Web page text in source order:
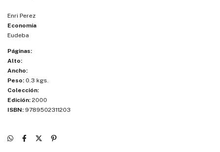
Enri Perez
Economía
Eudeba
Páginas:
Alto:
Ancho:
Peso: 0.3 kgs.
Colección:
Edición: 2000
ISBN: 9789502311203